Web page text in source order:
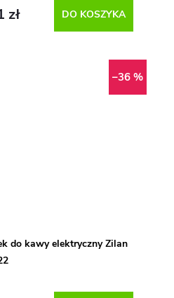
zł DO KOSZYKA
–36 %
do kawy elektryczny Zilan